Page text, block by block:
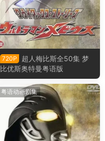
720P
超人梅比斯全50集 梦
比优斯奥特曼粤语版
粤语动画剧集